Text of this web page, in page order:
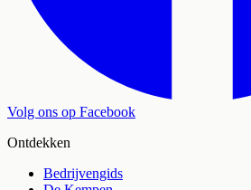
Volg ons op Facebook
Ontdekken
Bedrijvengids